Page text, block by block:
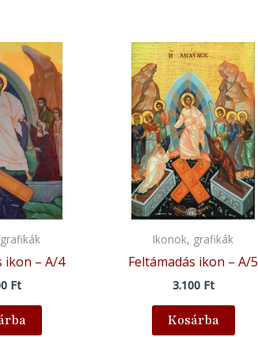
ikon – A/4
Ft
Ikonok, grafikák
Feltámadás ikon – A/5
3.100 Ft
Kosárba